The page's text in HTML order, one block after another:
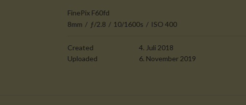
FinePix F60fd
8mm / ƒ/2.8 / 10/1600s / ISO 400
Created
4. Juli 2018
Uploaded
6. November 2019